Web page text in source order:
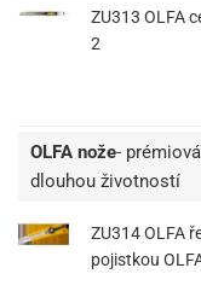
ZU313 OLFA
2
OLFA nože-
dlouhou životností
ZU314 OLFA
pojistkou